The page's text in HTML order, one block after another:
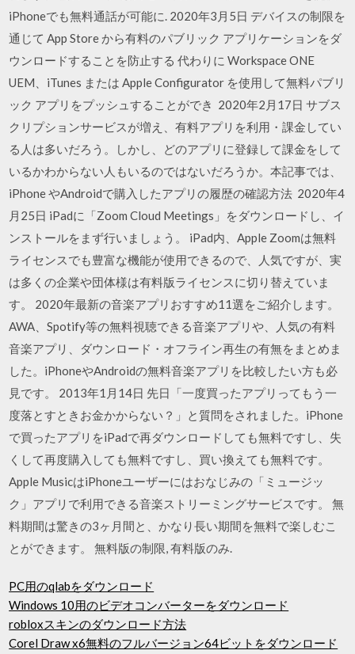
iPhoneでも無料通話が可能に. 2020年3月5日 デバイスの制限を
通じて App Store から有料のパブリック アプリケーションをダ
ウンロードすることを防止する 代わりに Workspace ONE
UEM、iTunes または Apple Configurator を使用して無料パブリ
ック アプリをプッシュすることができ 2020年2月17日 サブス
クリプションサービスが増え、有料アプリを利用・課金してい
る人は多いだろう。しかし、どのアプリに登録して課金をして
いるかわからない人もいるのではないだろうか。本記事では、
iPhone やAndroidで購入したアプリの履歴の確認方法 2020年4
月25日 iPadに「Zoom Cloud Meetings」をダウンロードし、イ
ンストールをまず行いましょう。 iPad内、Apple Zoomは無料
ライセンスでも豊富な機能が使用できるので、人気ですが、実
は多くの企業や団体様は有料版ライセンスに切り替えていま
す。 2020年最新の音楽アプリおすすめ11選をご紹介します。
AWA、Spotify等の無料視聴できる音楽アプリや、人気の有料
音楽アプリ、ダウンロード・オフライン再生の有無をまとめま
した。iPhoneやAndroidの無料音楽アプリを比較したい方も必
見です。 2013年1月14日 先日「一度買ったアプリってもう一
度落とすときお金かからない？」と質問をされました。iPhone
で買ったアプリをiPadで再ダウンロードしても無料ですし、失
くして再度購入しても無料ですし、買い換えても無料です。
Apple MusicはiPhoneユーザーにはおなじみの「ミュージッ
ク」アプリで利用できる音楽ストリーミングサービスです。 無
料期間は驚きの3ヶ月間と、かなり長い期間を無料で楽しむこ
とができます。 無料版の制限, 有料版のみ.
PC用のqlabをダウンロード
Windows 10用のビデオコンバーターをダウンロード
robloxスキンのダウンロード方法
Corel Draw x6無料のフルバージョン64ビットをダウンロード